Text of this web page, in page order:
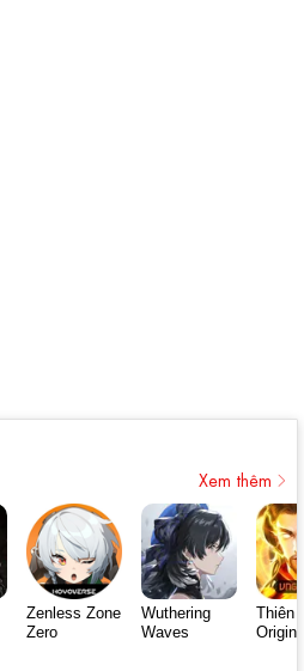
Xem thêm
Zenless Zone
Zero
Wuthering
Waves
Thiên
Origin